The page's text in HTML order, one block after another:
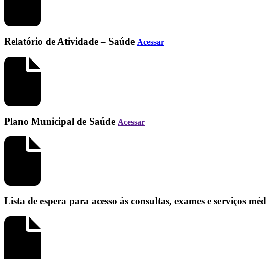
Relatório de Atividade – Saúde Acessar
Plano Municipal de Saúde Acessar
Lista de espera para acesso às consultas, exames e serviços